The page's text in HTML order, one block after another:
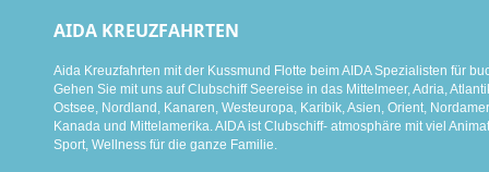
AIDA KREUZFAHRTEN
Aida Kreuzfahrten mit der Kussmund Flotte beim AIDA Spezialisten für
Gehen Sie mit uns auf Clubschiff Seereise in das Mittelmeer, Adria,
Ostsee, Nordland, Kanaren, Westeuropa, Karibik, Asien, Orient,
Kanada und Mittelamerika. AIDA ist Clubschiff- atmosphäre mit viel
Sport, Wellness für die ganze Familie.